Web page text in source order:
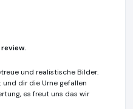
und realistische Bilder.
dir die Urne gefallen
es freut uns das wir